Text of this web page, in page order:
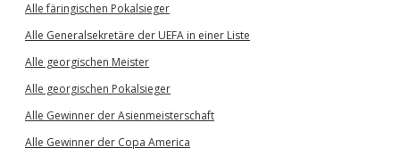
Alle färingischen Pokalsieger
Alle Generalsekretäre der UEFA in einer Liste
Alle georgischen Meister
Alle georgischen Pokalsieger
Alle Gewinner der Asienmeisterschaft
Alle Gewinner der Copa America